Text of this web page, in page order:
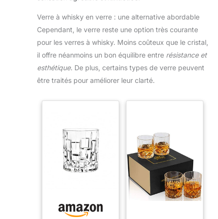
Verre à whisky en verre : une alternative abordable
Cependant, le verre reste une option très courante
pour les verres à whisky. Moins coûteux que le cristal,
il offre néanmoins un bon équilibre entre résistance et
esthétique. De plus, certains types de verre peuvent
être traités pour améliorer leur clarté.